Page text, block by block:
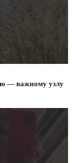
— важному узлу